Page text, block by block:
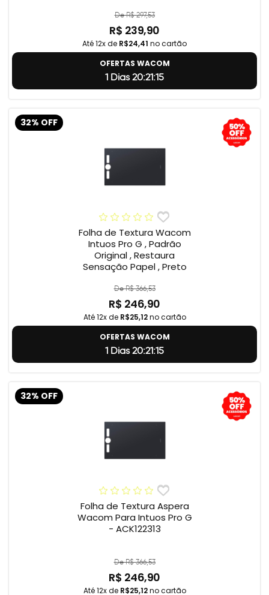
De R$ 297,53
R$ 239,90
Até 12x de R$24,41 no cartão
OFERTAS WACOM
1 Dias 20:21:14
32% OFF
Folha de Textura Wacom
Intuos Pro G , Padrão
Original , Restaura
Sensação Papel , Preto
De R$ 366,53
R$ 246,90
Até 12x de R$25,12no cartão
OFERTAS WACOM
1 Dias 20:21:14
32% OFF
Folha de Textura Aspera
Wacom Para Intuos Pro G
- ACK122313
De R$ 366,53
R$ 246,90
Até 12x de R$25,12no cartão